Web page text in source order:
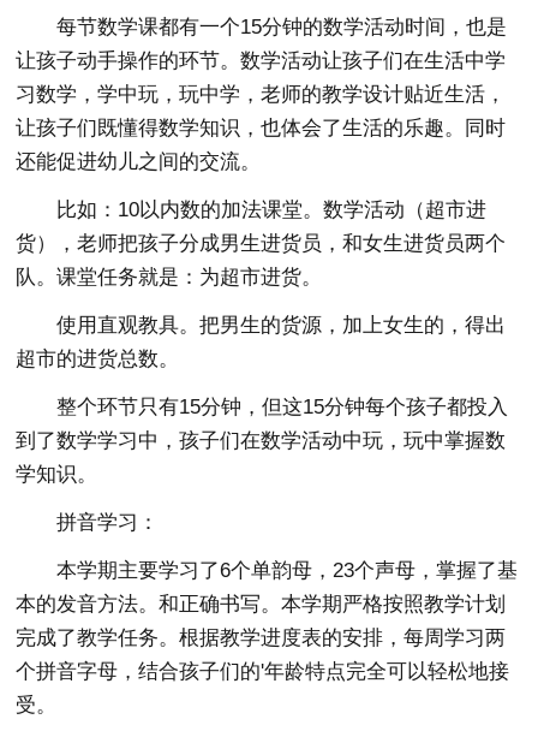
每节数学课都有一个15分钟的数学活动时间，也是
让孩子动手操作的环节。数学活动让孩子们在生活中学
习数学，学中玩，玩中学，老师的教学设计贴近生活，
让孩子们既懂得数学知识，也体会了生活的乐趣。同时
还能促进幼儿之间的交流。
比如：10以内数的加法课堂。数学活动（超市进
货），老师把孩子分成男生进货员，和女生进货员两个
队。课堂任务就是：为超市进货。
使用直观教具。把男生的货源，加上女生的，得出
超市的进货总数。
整个环节只有15分钟，但这15分钟每个孩子都投入
到了数学学习中，孩子们在数学活动中玩，玩中掌握数
学知识。
拼音学习：
本学期主要学习了6个单韵母，23个声母，掌握了基
本的发音方法。和正确书写。本学期严格按照教学计划
完成了教学任务。根据教学进度表的安排，每周学习两
个拼音字母，结合孩子们的'年龄特点完全可以轻松地接
受。